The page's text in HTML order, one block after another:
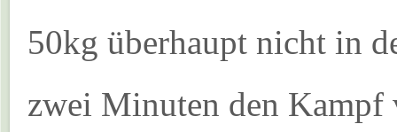
50kg überhaupt nicht in
zwei Minuten den Kampf